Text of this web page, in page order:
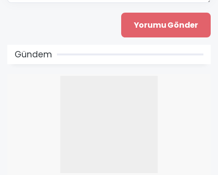
Gündem